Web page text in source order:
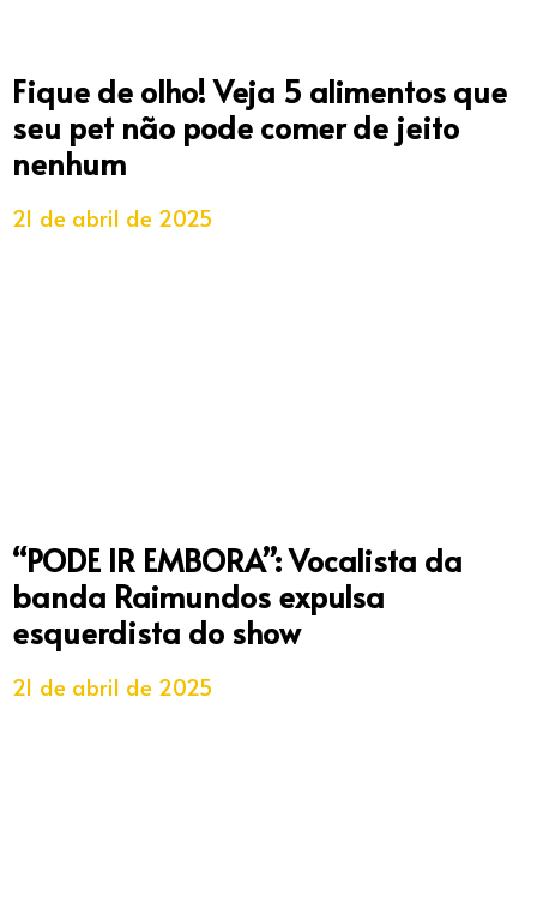
Fique de olho! Veja 5 alimentos que
seu pet não pode comer de jeito
nenhum
21 de abril de 2025
“PODE IR EMBORA”: Vocalista da
banda Raimundos expulsa
esquerdista do show
21 de abril de 2025